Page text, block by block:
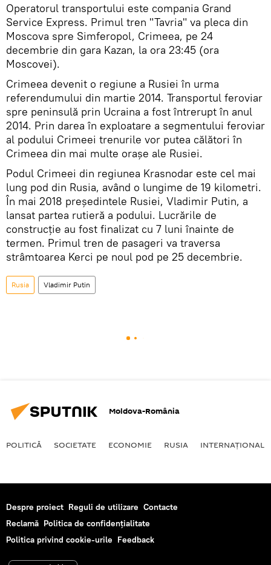
Operatorul transportului este compania Grand
Service Express. Primul tren "Tavria" va pleca din
Moscova spre Simferopol, Crimeea, pe 24
decembrie din gara Kazan, la ora 23:45 (ora
Moscovei).
Crimeea devenit o regiune a Rusiei în urma
referendumului din martie 2014. Transportul feroviar
spre peninsulă prin Ucraina a fost întrerupt în anul
2014. Prin darea în exploatare a segmentului feroviar
al podului Crimeei trenurile vor putea călători în
Crimeea din mai multe orașe ale Rusiei.
Podul Crimeei din regiunea Krasnodar este cel mai
lung pod din Rusia, având o lungime de 19 kilometri.
În mai 2018 președintele Rusiei, Vladimir Putin, a
lansat partea rutieră a podului. Lucrările de
construcție au fost finalizat cu 7 luni înainte de
termen. Primul tren de pasageri va traversa
strâmtoarea Kerci pe noul pod pe 25 decembrie.
Rusia Vladimir Putin
Moldova-România
POLITICĂ SOCIETATE ECONOMIE RUSIA INTERNAŢIONAL
Despre proiect Reguli de utilizare Contacte
Reclamă Politica de confidențialitate
Politica privind cookie-urile Feedback